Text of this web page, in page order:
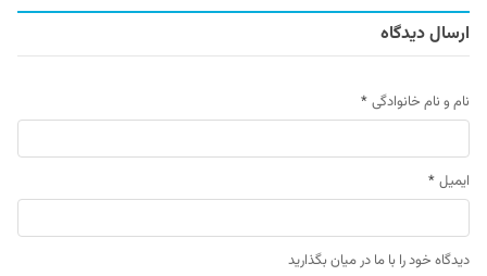
ارسال دیدگاه
نام و نام خانوادگی *
ایمیل *
دیدگاه خود را با ما در میان بگذارید